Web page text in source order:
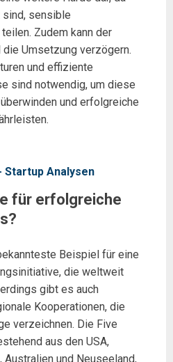
sind, sensible
Zudem kann der
Umsetzung verzögern.
und effiziente
sind notwendig, um diese
und erfolgreiche
für erfolgreiche
Beispiel für eine
die weltweit
gibt es auch
Kooperationen, die
verzeichnen. Die Five
aus den USA,
Australien und Neuseeland,